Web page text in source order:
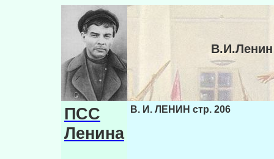
ПСС
Ленина
В. И. ЛЕНИН стр. 206